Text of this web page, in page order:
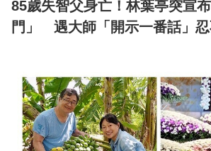
85歲失智父身亡！林葉亭突宣
門」 遇大師「開示一番話」